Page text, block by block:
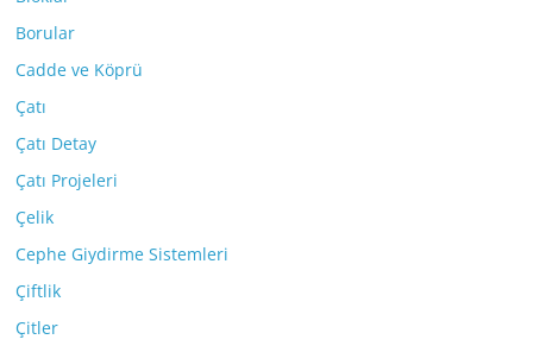
Borular
Cadde ve Köprü
Çatı
Çatı Detay
Çatı Projeleri
Çelik
Cephe Giydirme Sistemleri
Çiftlik
Çitler